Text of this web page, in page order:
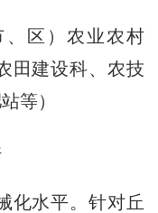
、区）农业农村
田建设科、农技
等）
化水平。针对丘